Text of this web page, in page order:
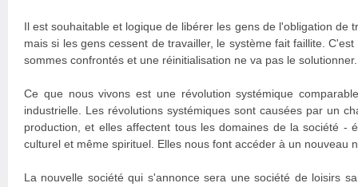
Il est souhaitable et logique de libérer les gens de l'obligation de
mais si les gens cessent de travailler, le système fait faillite.
sommes confrontés et une réinitialisation ne va pas le solutionner.
Ce que nous vivons est une révolution systémique
industrielle. Les révolutions systémiques sont causées par un
production, et elles affectent tous les domaines de la société -
culturel et même spirituel. Elles nous font accéder à un nouveau
La nouvelle société qui s'annonce sera une société de loisirs